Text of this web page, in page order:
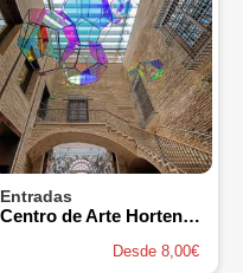
Entradas
Centro de Arte Hortensia Herrero
Desde 8,00€